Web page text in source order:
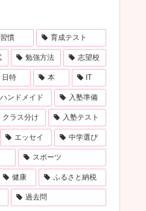
慣 育成テスト
勉強方法 志望校
日特 本 IT
ハンドメイド 入塾準備
クラス分け 入塾テスト
エッセイ 中学選び
スポーツ
健康 ふるさと納税
過去問